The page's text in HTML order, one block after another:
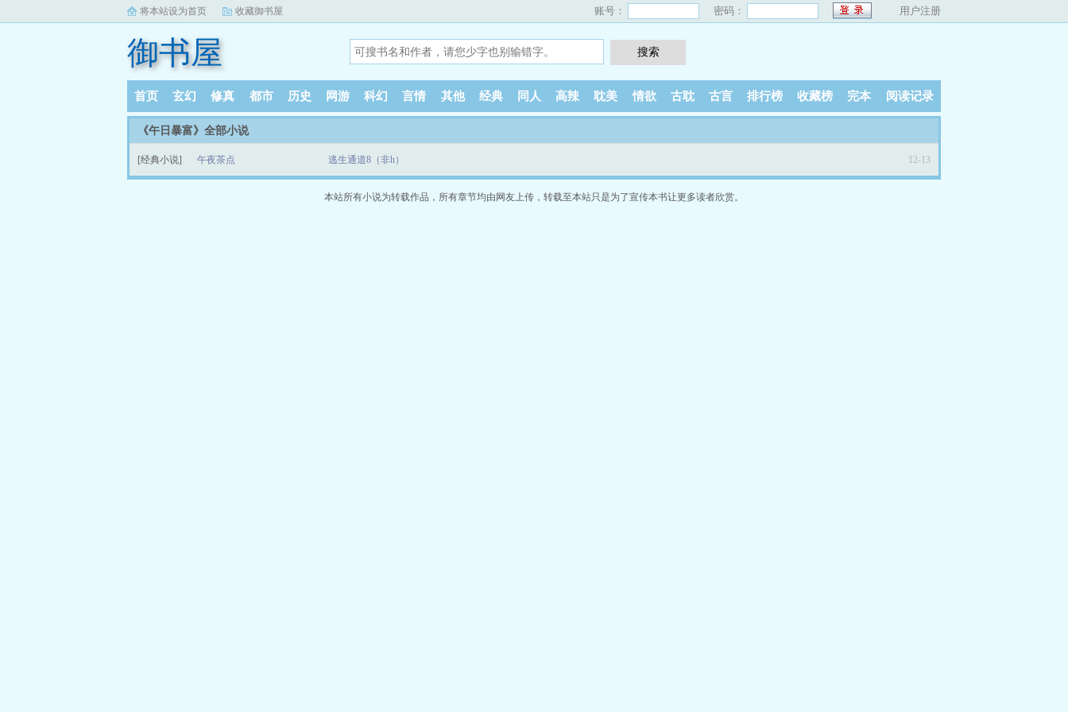
将本站设为首页 收藏御书屋 账号： 密码： 用户注册
御书屋
首页 玄幻 修真 都市 历史 网游 科幻 言情 其他 经典 同人 高辣 耽美 情欲 古耽 古言 排行榜 收藏榜 完本 阅读记录
《午日暴富》全部小说
[经典小说] 午夜茶点 逃生通道8（非h） 12-13
本站所有小说为转载作品，所有章节均由网友上传，转载至本站只是为了宣传本书让更多读者欣赏。